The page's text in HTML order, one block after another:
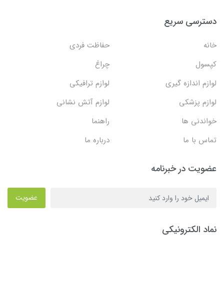
دسترسی سریع
خانه
حفاظت فردی
کپسول
چراغ
لوازم اندازه گیری
لوازم ترافیکی
لوازم پزشکی
لوازم آتش نشانی
خواندنی ها
راهنما
تماس با ما
درباره ما
عضویت در خبرنامه
عضویت
نماد الکترونیکی